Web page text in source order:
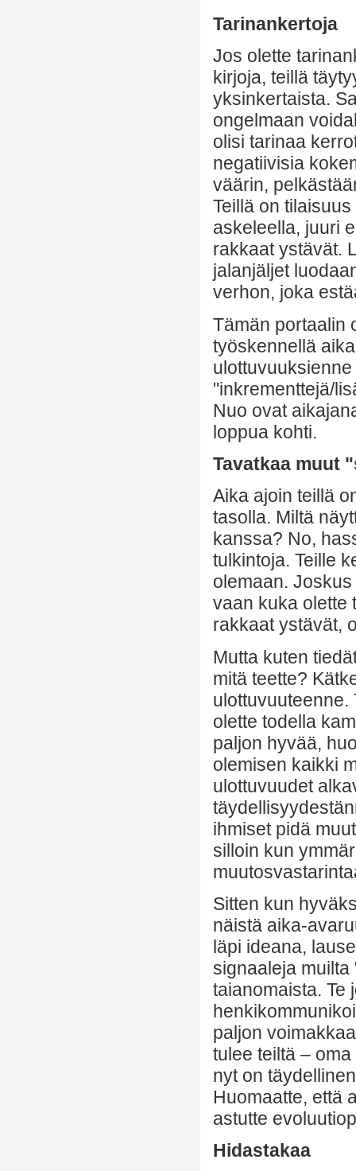
Tarinankertoja
Jos olette
kirjoja, teillä
yksinkertaista.
ongelmaan
olisi tarinaa
negatiivisia
väärin,
Teillä on
askeleella, juuri
rakkaat ystävät.
jalanjäljet
verhon, joka
Tämän portaalin
työskennellä
"inkrementtejä/
Nuo ovat
loppua kohti.
Tavatkaa muut
Aika ajoin teillä
tasolla. Miltä
kanssa? No,
tulkintoja. Teille
olemaan.
vaan kuka olette
rakkaat ystävät,
Mutta kuten
mitä teette?
ulottuvuuteenne.
olette todella
paljon hyvää,
olemisen kaikki
ulottuvuudet
ihmiset pidä
silloin kun
Sitten kun
näistä aika-
läpi ideana,
signaaleja
taianomaista. Te
paljon
tulee teiltä –
nyt on
Huomaatte, että
astutte
Hidastakaa